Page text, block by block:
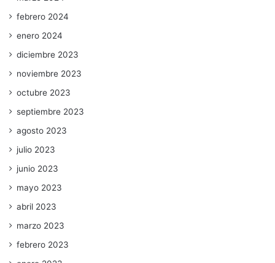
febrero 2024
enero 2024
diciembre 2023
noviembre 2023
octubre 2023
septiembre 2023
agosto 2023
julio 2023
junio 2023
mayo 2023
abril 2023
marzo 2023
febrero 2023